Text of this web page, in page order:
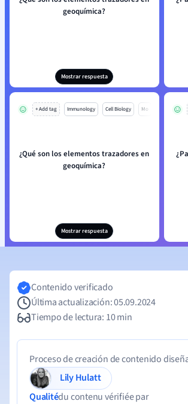
geoquímica?
Mostrar respuesta
+ Add tag Immunology Cell Biology Mo
¿Qué son los elementos trazadores en
geoquímica?
Mostrar respuesta
Contenido verificado
Última actualización: 05.09.2024
Tiempo de lectura: 10 min
Proceso de creación de contenido
Lily Hulatt
Qualitédu contenu vérifiée par